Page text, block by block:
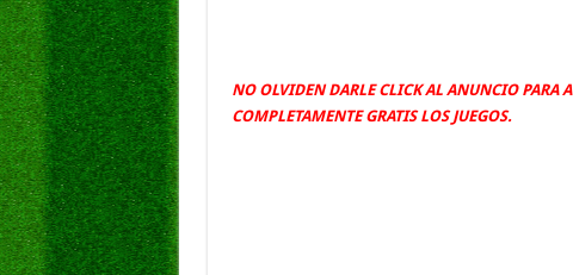
NO OLVIDEN DARLE CLICK AL ANUNCIO PARA
COMPLETAMENTE GRATIS LOS JUEGOS.